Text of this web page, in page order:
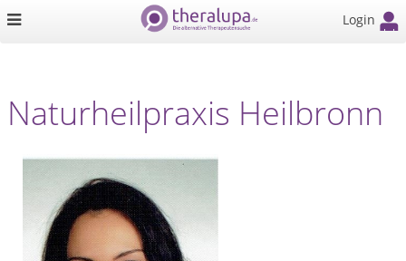
Login
Naturheilpraxis Heilbronn